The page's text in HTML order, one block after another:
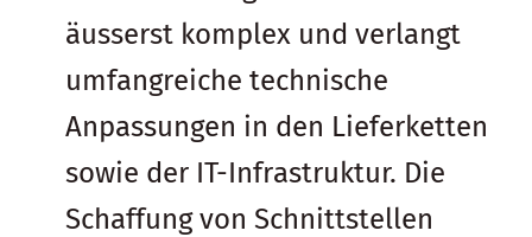
äusserst komplex und verlangt
umfangreiche technische
Anpassungen in den Lieferketten
sowie der IT-Infrastruktur. Die
Schaffung von Schnittstellen